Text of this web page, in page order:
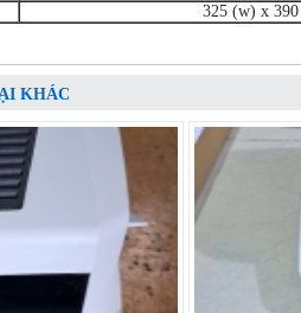
325 (w) x
KHÁC